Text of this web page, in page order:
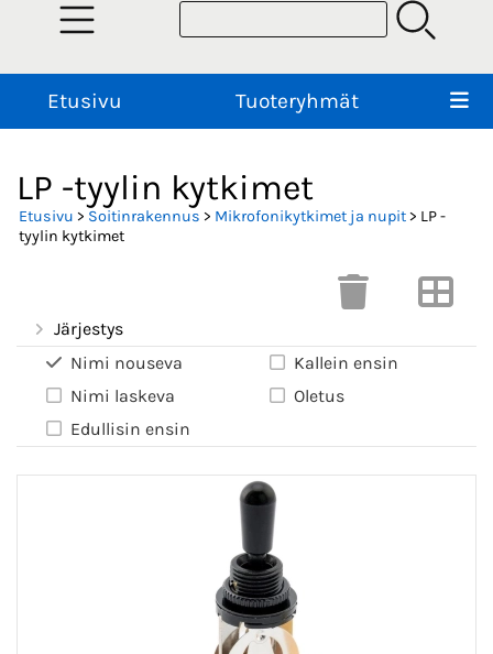
Etusivu Tuoteryhmät
LP -tyylin kytkimet
Etusivu > Soitinrakennus > Mikrofonikytkimet ja nupit> LP -
tyylin kytkimet
Järjestys
Nimi nouseva
Nimi laskeva
Edullisin ensin
Kallein ensin
Oletus